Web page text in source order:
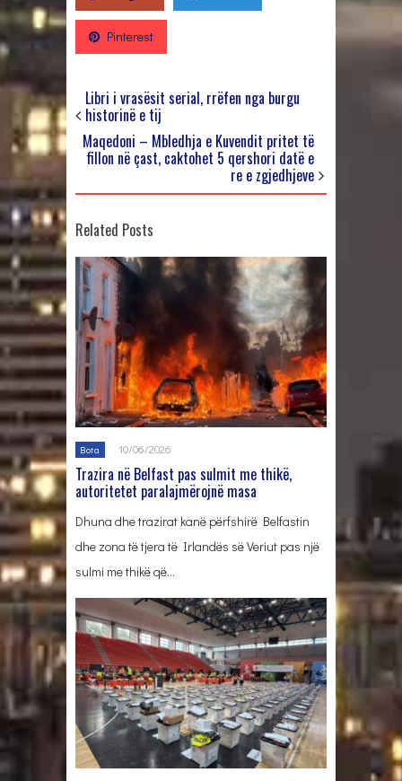
Pinterest
Libri i vrasësit serial, rrëfen nga burgu
historinë e tij
Maqedoni – Mbledhja e Kuvendit pritet të
fillon në çast, caktohet 5 qershori datë e
re e zgjedhjeve
Related Posts
Bota 10/06/2026
Trazira në Belfast pas sulmit me thikë,
autoritetet paralajmërojnë masa
Dhuna dhe trazirat kanë përfshirë Belfastin
dhe zona të tjera të Irlandës së Veriut pas një
sulmi me thikë që…